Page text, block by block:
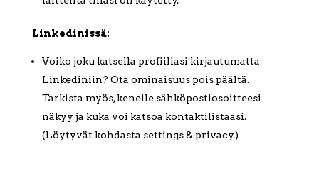
Linkedinissä:
Voiko joku katsella profiiliasi kirjautumatta
Linkediniin? Ota ominaisuus pois päältä.
Tarkista myös, kenelle sähköpostiosoitteesi
näkyy ja kuka voi katsoa kontaktilistaasi.
(Löytyvät kohdasta settings & privacy.)